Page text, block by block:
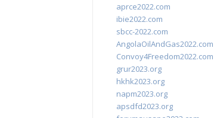
aprce2022.com
ibie2022.com
sbcc-2022.com
AngolaOilAndGas2022.com
Convoy4Freedom2022.com
grur2023.org
hkhk2023.org
napm2023.org
apsdfd2023.org